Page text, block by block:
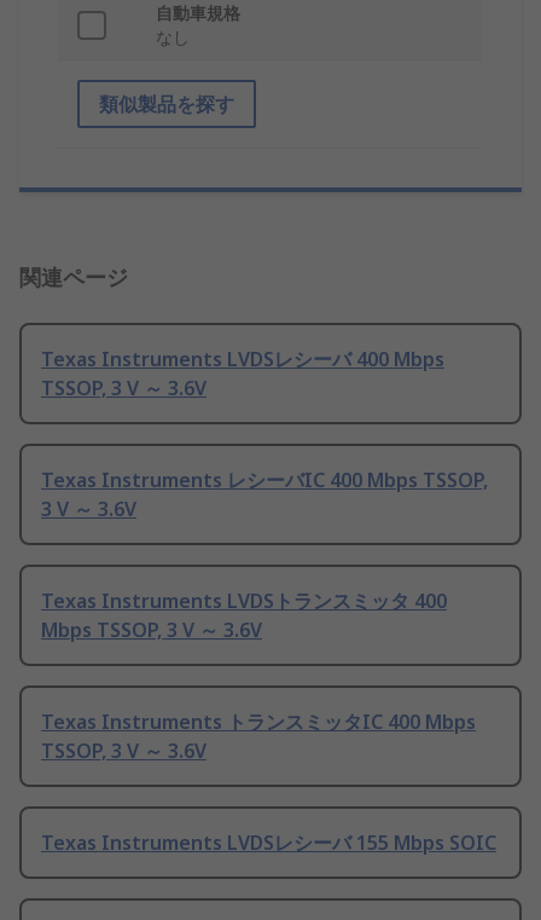
自動車規格
なし
類似製品を探す
関連ページ
Texas Instruments LVDSレシーバ 400 Mbps
TSSOP, 3 V ～ 3.6V
Texas Instruments レシーバIC 400 Mbps TSSOP,
3 V ～ 3.6V
Texas Instruments LVDSトランスミッタ 400
Mbps TSSOP, 3 V ～ 3.6V
Texas Instruments トランスミッタIC 400 Mbps
TSSOP, 3 V ～ 3.6V
Texas Instruments LVDSレシーバ 155 Mbps SOIC